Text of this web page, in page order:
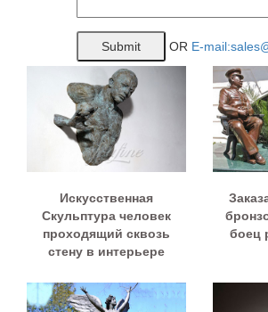
OR E-
Искусственная
Скульптура человек
проходящий сквозь
стену в интерьере
боец